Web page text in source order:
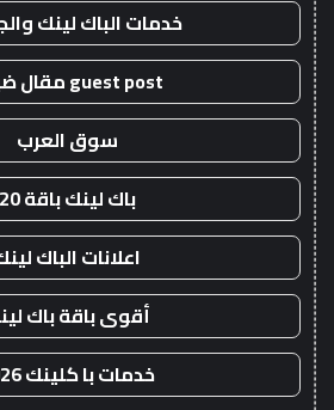
خدمات الباك لينك
guest post مقال ضيف
سوق العرب
باك لينك باقة 20
اعلانات الباك
أقوى باقة باك
خدمات با كلينك 2026